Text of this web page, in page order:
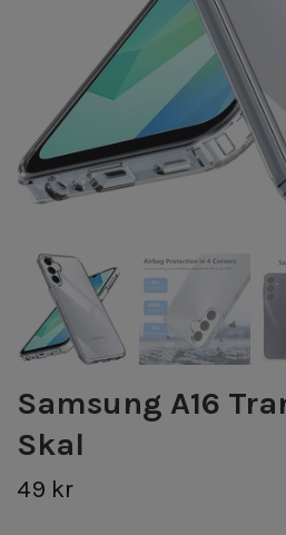
Samsung A16
Skal
49 kr